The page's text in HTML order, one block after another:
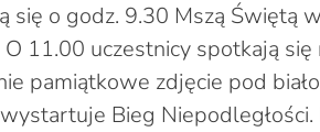
się o godz. 9.30 Mszą Świętą
11.00 uczestnicy spotkają się
pamiątkowe zdjęcie pod
Bieg Niepodległości.